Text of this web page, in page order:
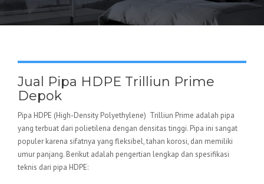
Jual Pipa HDPE Trilliun Prime
Depok
Pipa HDPE (High-Density Polyethylene) Trilliun Prime adalah pipa
yang terbuat dari polietilena dengan densitas tinggi. Pipa ini sangat
populer karena sifatnya yang fleksibel, tahan korosi, dan memiliki
umur panjang. Berikut adalah pengertian lengkap dan spesifikasi
teknis dari pipa HDPE: